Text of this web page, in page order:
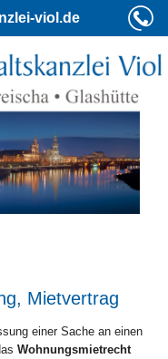
viol.de
Mietvertrag
einer Sache an einen
Wohnungsmietrecht